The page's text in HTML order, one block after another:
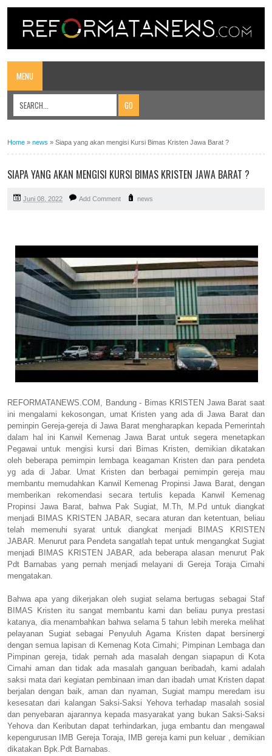
MENU
Home » news » Siapa yang akan mengisi Kursi Bimas Kristen Jawa Barat ?
SIAPA YANG AKAN MENGISI KURSI BIMAS KRISTEN JAWA BARAT ?
Juni 08, 2022 Add Comment news
REFORMATANEWS.COM, Bandung - Bimas KRISTEN Jawa Barat saat
ini mengalami kekosongan, umat Kristen yang ada di Jawa Barat dan
peminpin Gereja-gereja di Jawa Barat mengharapkan kepada Pemerintah
dalam hal ini Kanwil Kemenag Jawa Barat untuk segera menetapkan
Pegawai untuk mengisi kursi dari Bimas Kristen, demikian dikatakan
oleh beberapa pemimpin lembaga keagaman Kristen dan para pendeta
yg ada di Jabar. Umat Kristen dan berbagai pemimpin gereja mau
membantu memudahkan Kanwil Kemenag Propinsi Jawa Barat, dengan
memberikan rekomendasi secara tertulis kepada Kanwil Kemenag
Propinsi Jawa Barat, bahwa Pak Sugiat, M.Th, M.Pd untuk diangkat
menjadi BIMAS KRISTEN JABAR, secara aturan dan ketentuan, beliau
telah memenuhi syarat untuk diangkat menjadi BIMAS KRISTEN
JABAR. Menurut para Pendeta sangatlah tepat untuk mengangkat Sugiat
menjadi BIMAS KRISTEN JABAR, ada beberapa alasan menurut Pak
Pdt Barnabas yang pernah menjadi melayani di Gereja Toraja Cimahi
mengatakan.
Bahwa apa yang dikerjakan oleh sugiat selama bertugas sebagai Staf
BIMAS Kristen itu sangat membantu kami dan beliau punya prestasi
katanya, dia menambahkan bahwa selama 5 tahun lebih mereka melihat
pelayanan Sugiat sebagai Penyuluh Agama Kristen dapat bersinergi
dengan semua lapisan di Kemenag Kota Cimahi; Pimpinan Lembaga dan
Pimpinan gereja, tidak pernah ada masalah dengan siapapun di Kota
Cimahi aman dan tidak ada masalah ganguan beribadah, kami adalah
saksi mata dari kegiatan pembinaan iman dan ibadah umat Kristen dapat
berjalan dengan baik, aman dan nyaman, Sugiat mampu meredam isu
kesesatan dari kalangan Saksi-Saksi Yehova terhadap masalah sosial
dan penyebaran ajarannya kepada masyarakat yang bukan Saksi-Saksi
Yehova dan Keributan dapat terhindarkan, juga embantu dan mengawal
kepengurusan IMB Gereja Toraja, IMB gereja kami pun keluar , demikian
dikatakan Bpk.Pdt Barnabas.